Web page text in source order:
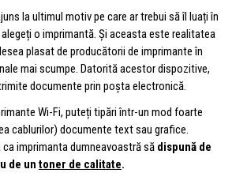
la ultimul motiv pe care ar trebui să îl luați în
o imprimantă. Și aceasta este realitatea
plasat de producătorii de imprimante în
mai scumpe. Datorită acestor dispozitive,
documente prin poșta electronică.
Wi-Fi, puteți tipări într-un mod foarte
cablurilor) documente text sau grafice.
ca imprimanta dumneavoastră să dispună de
de un toner de calitate.